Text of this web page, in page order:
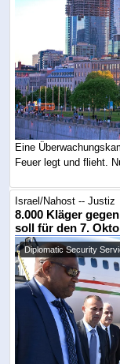
Eine
Feuer legt und flieht.
Israel/Nahost -- Justiz
8.000 Kläger
soll für den 7.
Diplomatic Security